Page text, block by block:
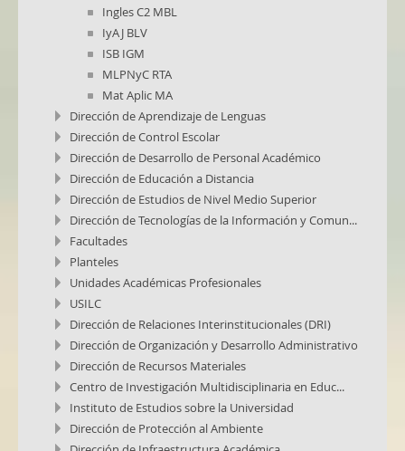
Ingles C2 MBL
IyAJ BLV
ISB IGM
MLPNyC RTA
Mat Aplic MA
Dirección de Aprendizaje de Lenguas
Dirección de Control Escolar
Dirección de Desarrollo de Personal Académico
Dirección de Educación a Distancia
Dirección de Estudios de Nivel Medio Superior
Dirección de Tecnologías de la Información y Comun...
Facultades
Planteles
Unidades Académicas Profesionales
USILC
Dirección de Relaciones Interinstitucionales (DRI)
Dirección de Organización y Desarrollo Administrativo
Dirección de Recursos Materiales
Centro de Investigación Multidisciplinaria en Educ...
Instituto de Estudios sobre la Universidad
Dirección de Protección al Ambiente